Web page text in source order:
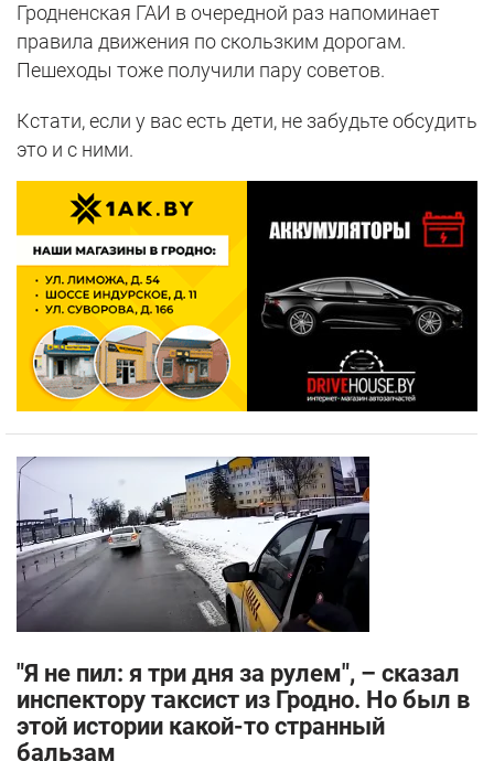
Гродненская ГАИ в очередной раз напоминает
правила движения по скользким дорогам.
Пешеходы тоже получили пару советов.
Кстати, если у вас есть дети, не забудьте обсудить
это и с ними.
"Я не пил: я три дня за рулем", – сказал
инспектору таксист из Гродно. Но был в
этой истории какой-то странный
бальзам